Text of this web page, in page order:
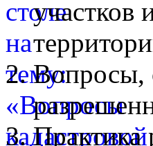
участков
Вопросы,
Практика